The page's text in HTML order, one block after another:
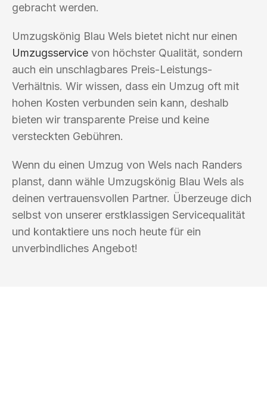
gebracht werden.
Umzugskönig Blau Wels bietet nicht nur einen
Umzugsservice von höchster Qualität, sondern
auch ein unschlagbares Preis-Leistungs-
Verhältnis. Wir wissen, dass ein Umzug oft mit
hohen Kosten verbunden sein kann, deshalb
bieten wir transparente Preise und keine
versteckten Gebühren.
Wenn du einen Umzug von Wels nach Randers
planst, dann wähle Umzugskönig Blau Wels als
deinen vertrauensvollen Partner. Überzeuge dich
selbst von unserer erstklassigen Servicequalität
und kontaktiere uns noch heute für ein
unverbindliches Angebot!